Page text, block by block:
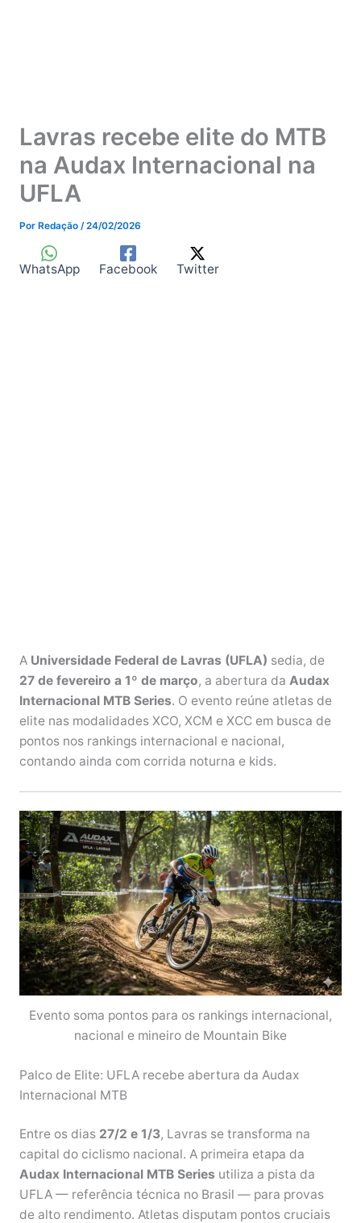
Lavras recebe elite do MTB
na Audax Internacional na
UFLA
Por Redação /24/02/2026
WhatsApp Facebook Twitter
A Universidade Federal de Lavras (UFLA) sedia, de
27 de fevereiro a 1º de março, a abertura da Audax
Internacional MTB Series. O evento reúne atletas de
elite nas modalidades XCO, XCM e XCC em busca de
pontos nos rankings internacional e nacional,
contando ainda com corrida noturna e kids.
Evento soma pontos para os rankings internacional,
nacional e mineiro de Mountain Bike
Palco de Elite: UFLA recebe abertura da Audax
Internacional MTB
Entre os dias 27/2 e 1/3, Lavras se transforma na
capital do ciclismo nacional. A primeira etapa da
Audax Internacional MTB Series utiliza a pista da
UFLA — referência técnica no Brasil — para provas
de alto rendimento. Atletas disputam pontos cruciais